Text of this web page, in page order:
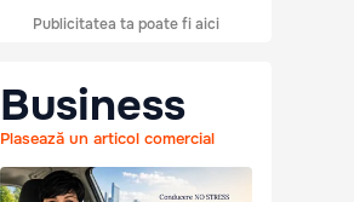
Publicitatea ta poate fi aici
Business
Plasează un articol comercial